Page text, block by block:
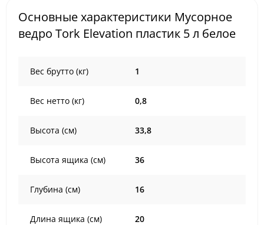
Основные характеристики Мусорное
ведро Tork Elevation пластик 5 л белое
Вес брутто (кг) 1
Вес нетто (кг) 0,8
Высота (см) 33,8
Высота ящика (см) 36
Глубина (см) 16
Длина ящика (см) 20